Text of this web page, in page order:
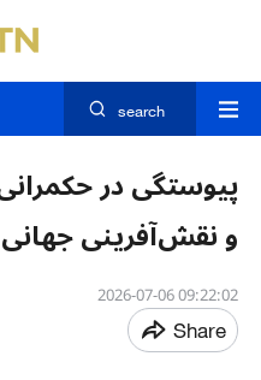
search
پیوستگی در
و نقش‌آفرینی
09:22:02 2026-07-06
Share